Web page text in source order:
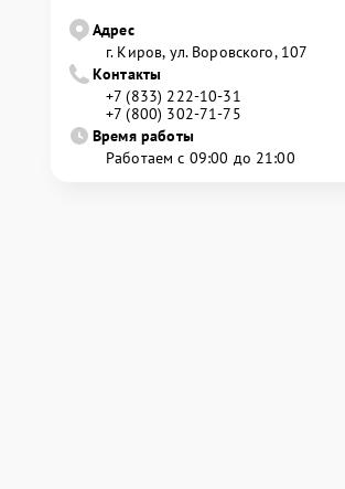
Адрес
г. Киров, ул. Воровского, 107
Контакты
+7 (833) 222-10-31
+7 (800) 302-71-75
Время работы
Работаем с 09:00 до 21:00